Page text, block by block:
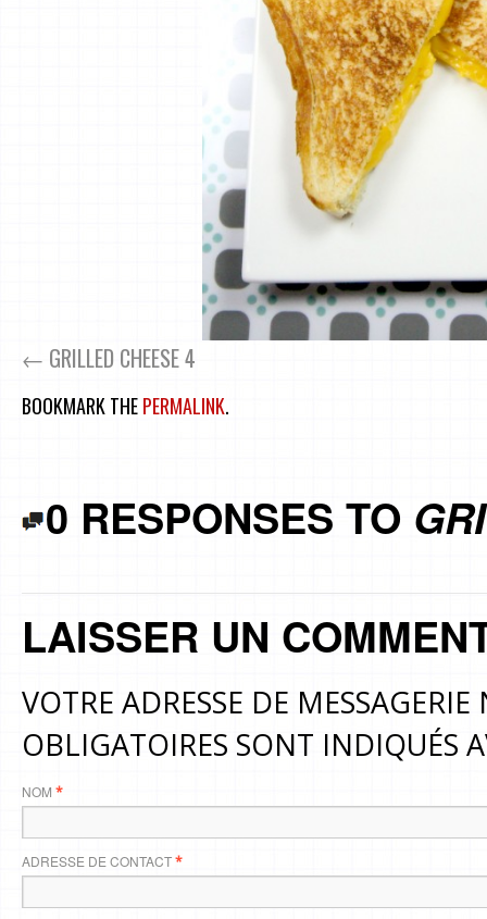
GRILLED CHEESE 4
BOOKMARK THEPERMALINK.
0 RESPONSES TO
LAISSER UN
VOTRE ADRESSE DE
OBLIGATOIRES SONT INDIQUÉS
NOM *
ADRESSE DE CONTACT*